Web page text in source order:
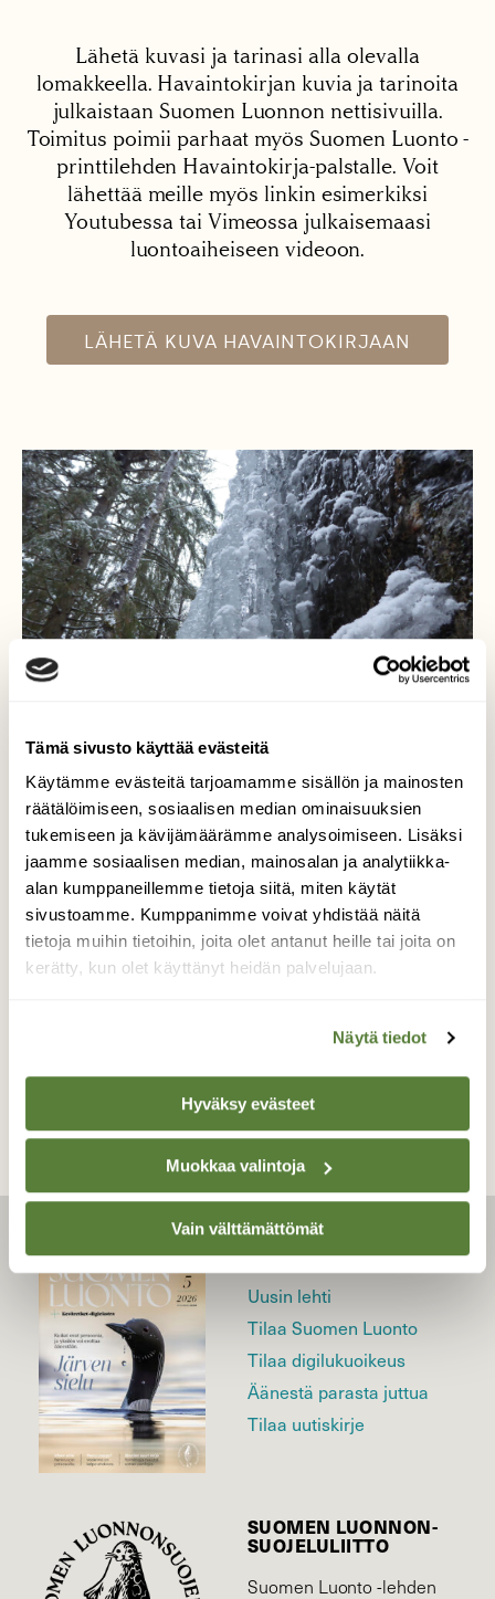
Tämä sivusto käyttää evästeitä
Käytämme evästeitä tarjoamamme sisällön ja mainosten
räätälöimiseen, sosiaalisen median ominaisuuksien
tukemiseen ja kävijämäärämme analysoimiseen. Lisäksi
jaamme sosiaalisen median, mainosalan ja analytiikka-
alan kumppaneillemme tietoja siitä, miten käytät
sivustoamme. Kumppanimme voivat yhdistää näitä
tietoja muihin tietoihin, joita olet antanut heille tai joita on
kerätty, kun olet käyttänyt heidän palvelujaan.
Näytä tiedot
Hyväksy evästeet
Muokkaa valintoja
Vain välttämättömät
Lähetä kuvasi ja tarinasi alla olevalla
lomakkeella. Havaintokirjan kuvia ja tarinoita
julkaistaan Suomen Luonnon nettisivuilla.
Toimitus poimii parhaat myös Suomen Luonto -
printtilehden Havaintokirja-palstalle. Voit
lähettää meille myös linkin esimerkiksi
Youtubessa tai Vimeossa julkaisemaasi
luontoaiheiseen videoon.
LÄHETÄ KUVA HAVAINTOKIRJAAN
..jääputous
Luontokuva:Uudenvuodenaatto..jääputous
Pesäkalliolla
Valokuvaaja: Arja Valtonen, Pesäkallion
luonnonsuojelualue Lahti 31.12-18
TAKAISIN LISTAAN
LEHTI
Uusin lehti
Tilaa Suomen Luonto
Tilaa digilukuoikeus
Äänestä parasta juttua
Tilaa uutiskirje
SUOMEN LUONNON­
SUOJELU­LIITTO
Suomen Luonto -lehden